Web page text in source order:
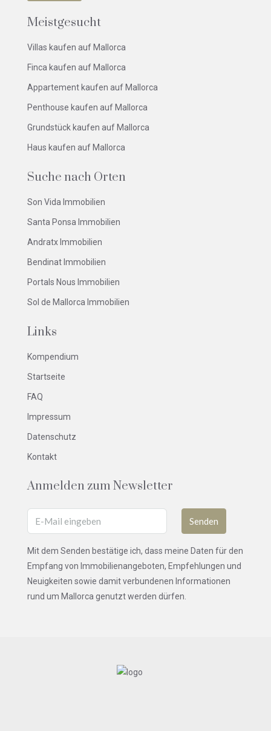
Meistgesucht
Villas kaufen auf Mallorca
Finca kaufen auf Mallorca
Appartement kaufen auf Mallorca
Penthouse kaufen auf Mallorca
Grundstück kaufen auf Mallorca
Haus kaufen auf Mallorca
Suche nach Orten
Son Vida Immobilien
Santa Ponsa Immobilien
Andratx Immobilien
Bendinat Immobilien
Portals Nous Immobilien
Sol de Mallorca Immobilien
Links
Kompendium
Startseite
FAQ
Impressum
Datenschutz
Kontakt
Anmelden zum Newsletter
Senden
Mit dem Senden bestätige ich, dass meine Daten für den
Empfang von Immobilienangeboten, Empfehlungen und
Neuigkeiten sowie damit verbundenen Informationen
rund um Mallorca genutzt werden dürfen.